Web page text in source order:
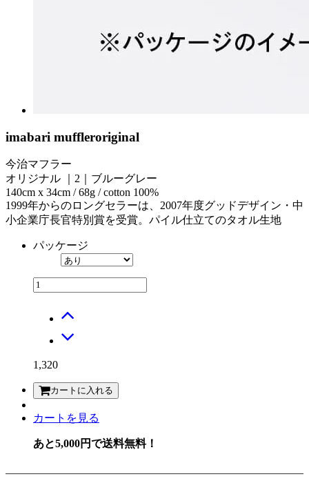
imabari muffleroriginal
今治マフラー
オリジナル ｜2｜ブルーグレー
140cm x 34cm / 68g / cotton 100%
1999年からのロングセラーは、2007年度グッドデザイン・中
小企業庁長官特別賞を受賞。パイル仕立てのタオル生地
パッケージ
1,320
カートに入れる
カートを見る
あと5,000円で送料無料！